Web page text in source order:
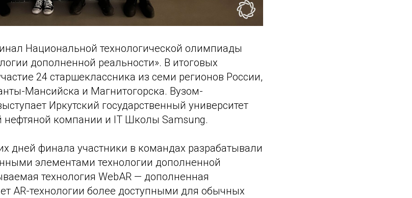
Национальной технологической олимпиады
дополненной реальности». В итоговых
24 старшеклассника из семи регионов России,
Мансийска и Магнитогорска. Вузом-
Иркутский государственный университет
нефтяной компании и IT Школы Samsung.
дней финала участники в командах разрабатывали
элементами технологии дополненной
технология WebAR — дополненная
AR-технологии более доступными для обычных